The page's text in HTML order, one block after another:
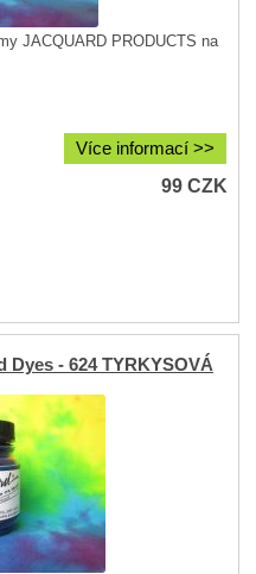
JACQUARD PRODUCTS na
Více informací >>
99CZK
Dyes - 624 TYRKYSOVÁ